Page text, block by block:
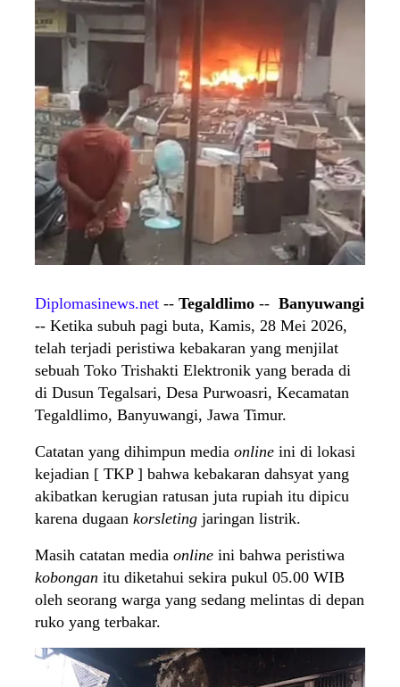
Diplomasinews.net -- Tegaldlimo -- Banyuwangi
-- Ketika subuh pagi buta, Kamis, 28 Mei 2026,
telah terjadi peristiwa kebakaran yang menjilat
sebuah Toko Trishakti Elektronik yang berada di
di Dusun Tegalsari, Desa Purwoasri, Kecamatan
Tegaldlimo, Banyuwangi, Jawa Timur.
Catatan yang dihimpun media online ini di lokasi
kejadian [ TKP ] bahwa kebakaran dahsyat yang
akibatkan kerugian ratusan juta rupiah itu dipicu
karena dugaan korsleting jaringan listrik.
Masih catatan media online ini bahwa peristiwa
kobongan itu diketahui sekira pukul 05.00 WIB
oleh seorang warga yang sedang melintas di depan
ruko yang terbakar.